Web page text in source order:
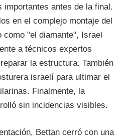
importantes antes de la final.
en el complejo montaje del
"el diamante", Israel
a técnicos expertos
la estructura. También
israelí para ultimar el
Finalmente, la
sin incidencias visibles.
Bettan cerró con una